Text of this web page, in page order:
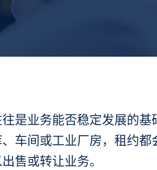
是业务能否稳定发展的
车间或工业厂房，租约
售或转让业务。